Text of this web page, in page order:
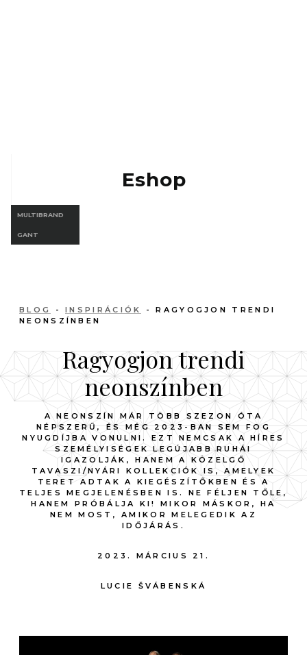
Eshop
MULTIBRAND
GANT
BLOG -INSPIRÁCIÓK
- RAGYOGJON TRENDI
NEONSZÍNBEN
Ragyogjon trendi
neonszínben
A NEONSZÍN MÁR TÖBB SZEZON ÓTA
NÉPSZERŰ, ÉS MÉG 2023-BAN SEM FOG
NYUGDÍJBA VONULNI. EZT NEMCSAK A HÍRES
SZEMÉLYISÉGEK LEGÚJABB RUHÁI
IGAZOLJÁK, HANEM A KÖZELGŐ
TAVASZI/NYÁRI KOLLEKCIÓK IS, AMELYEK
TERET ADTAK A KIEGÉSZÍTŐKBEN ÉS A
TELJES MEGJELENÉSBEN IS. NE FÉLJEN TŐLE,
HANEM PRÓBÁLJA KI! MIKOR MÁSKOR, HA
NEM MOST, AMIKOR MELEGEDIK AZ
IDŐJÁRÁS.
2023. MÁRCIUS 21.
LUCIE ŠVÁBENSKÁ